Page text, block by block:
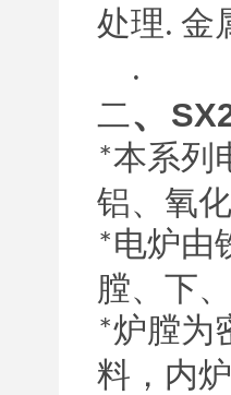
处理. 金
.
二、
*本系列
铝、氧
*电炉由
膛、下
*炉膛为
料，内